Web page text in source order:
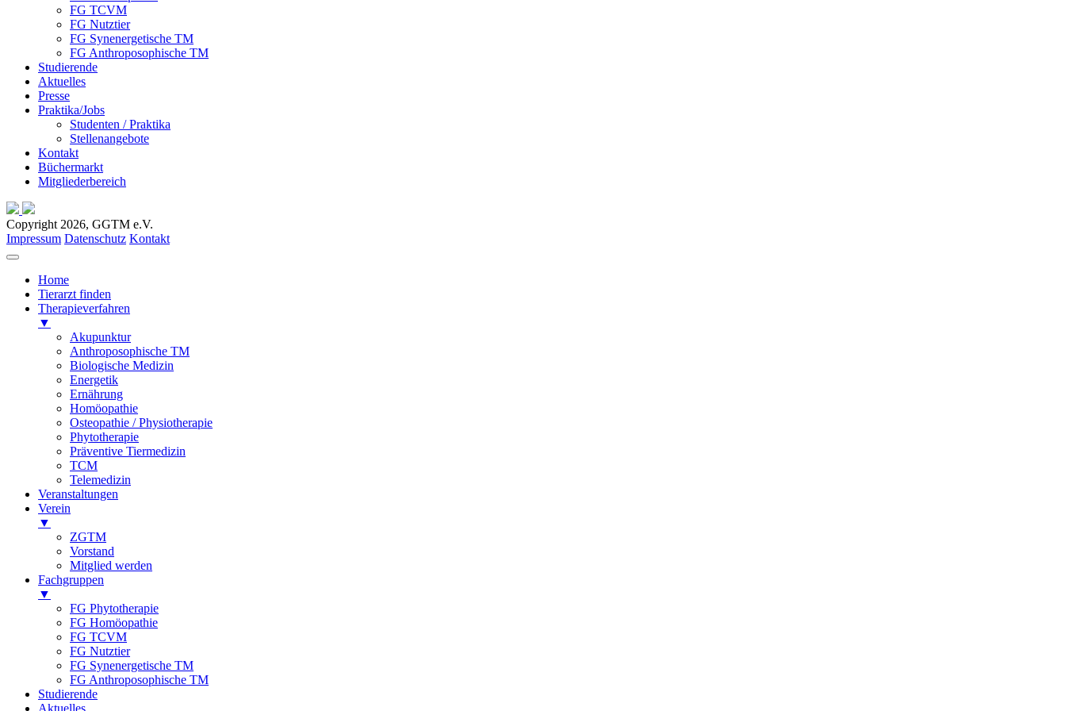
FG TCVM
FG Nutztier
FG Synenergetische TM
FG Anthroposophische TM
Studierende
Aktuelles
Presse
Praktika/Jobs
Studenten / Praktika
Stellenangebote
Kontakt
Büchermarkt
Mitgliederbereich
Copyright 2026, GGTM e.V.
Impressum Datenschutz Kontakt
Home
Tierarzt finden
Therapieverfahren
▼
Akupunktur
Anthroposophische TM
Biologische Medizin
Energetik
Ernährung
Homöopathie
Osteopathie / Physiotherapie
Phytotherapie
Präventive Tiermedizin
TCM
Telemedizin
Veranstaltungen
Verein
▼
ZGTM
Vorstand
Mitglied werden
Fachgruppen
▼
FG Phytotherapie
FG Homöopathie
FG TCVM
FG Nutztier
FG Synenergetische TM
FG Anthroposophische TM
Studierende
Aktuelles